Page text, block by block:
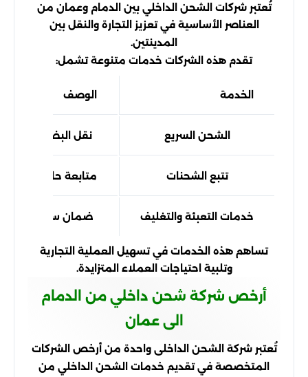
تُعتبر شركات الشحن الداخلي بين الدمام وعمان من
العناصر الأساسية في تعزيز التجارة والنقل بين
المدينتين.
تقدم هذه الشركات خدمات متنوعة تشمل:
الخدمة الوصف
الشحن السريع نقل البضائع في
تتبع الشحنات متابعة حالة
خدمات التعبئة والتغليف ضمان سلامة
تساهم هذه الخدمات في تسهيل العملية التجارية
وتلبية احتياجات العملاء المتزايدة.
أرخص شركة شحن داخلي من الدمام
الى عمان
تُعتبر شركة الشحن الداخلى واحدة من أرخص الشركات
المتخصصة في تقديم خدمات الشحن الداخلي من